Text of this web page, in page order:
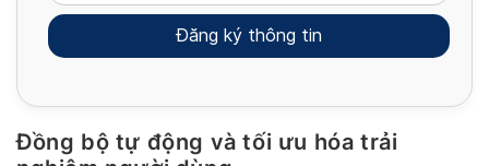
Alternative:
Đồng bộ tự động và tối ưu hóa trải